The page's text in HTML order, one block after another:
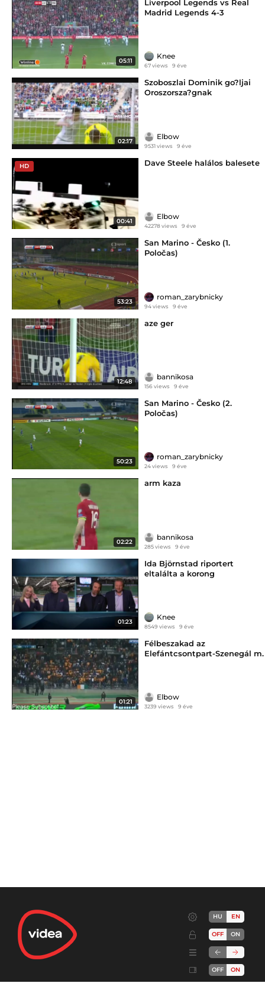
05:11
Liverpool Legends vs Real
Madrid Legends 4-3
Knee
67 views 9 éve
02:17
Szoboszlai Dominik go?ljai
Oroszorsza?gnak
Elbow
9531 views 9 éve
HD
00:41
Dave Steele halálos balesete
Elbow
42278 views 9 éve
53:23
San Marino - Česko (1.
Poločas)
roman_zarybnicky
94 views 9 éve
12:48
aze ger
bannikosa
156 views 9 éve
50:23
San Marino - Česko (2.
Poločas)
roman_zarybnicky
24 views 9 éve
02:22
arm kaza
bannikosa
285 views 9 éve
01:23
Ida Björnstad riportert
eltalálta a korong
Knee
8549 views 9 éve
01:21
Félbeszakad az
Elefántcsontpart-Szenegál m.
Elbow
3239 views 9 éve
HU EN
OFF ON
OFF ON